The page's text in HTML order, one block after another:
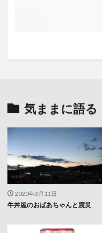
気ままに語る
2020年3月11日
牛丼屋のおばあちゃんと震災